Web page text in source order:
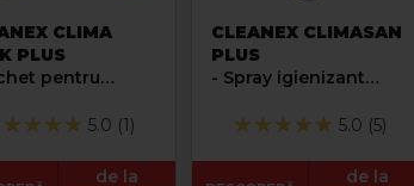
CLIMA
PLUS
pentru
aparatelor
5.0 (1)
de la
CLEANEX CLIMASAN
PLUS
- Spray igienizant
aer conditionat5.0 (5)
de la